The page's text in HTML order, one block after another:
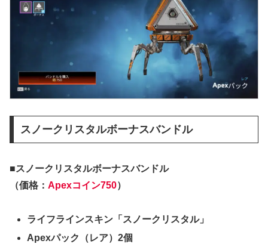
スノークリスタルボーナスバンドル
■スノークリスタルボーナスバンドル
（価格： Apexコイン750）
ライフラインスキン「スノークリスタル」
Apexパック（レア）2個